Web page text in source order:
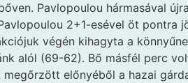
Pavlopoulou hármasával
2+1-esével öt pontra
végén kihagyta a
alól (69-62). Bő másfél perc
előnyéből a hazai